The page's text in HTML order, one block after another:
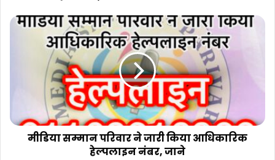
ने
पत्रकार
मीडिया
आधिकारिक
हेल्पलाइन
नंबर,
मीडिया सम्मान परिवार ने जारी किया आधिकारिक
हेल्पलाइन नंबर, जाने